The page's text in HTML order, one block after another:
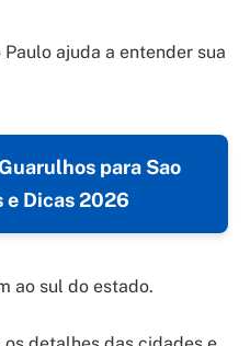
ajuda a entender sua
para Sao
e Dicas 2026
ao sul do estado.